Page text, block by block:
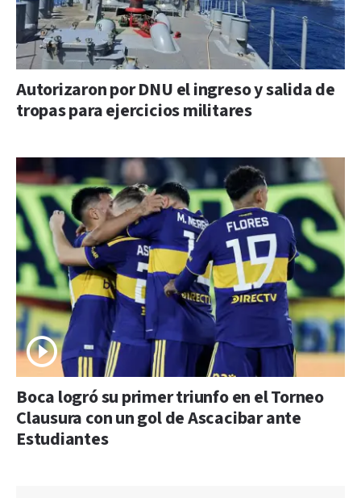
Autorizaron por DNU el ingreso y salida de
tropas para ejercicios militares
Boca logró su primer triunfo en el Torneo
Clausura con un gol de Ascacibar ante
Estudiantes